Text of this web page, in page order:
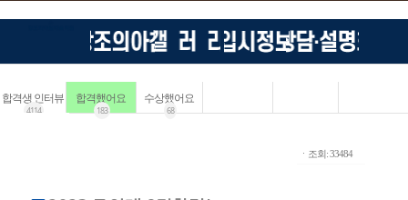
합격생 인터뷰
4114
합격했어요
183
수상했어요
68
ㆍ조회: 33484